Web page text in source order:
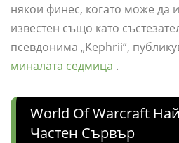
някои финес, когато може да
известен също като
псевдонима „Kephrii“,
миналата седмица .
World Of Warcraft
Частен Сървър